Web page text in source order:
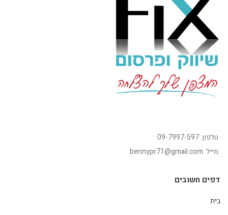
טלפון: 09-7997-597
מייל: bennypr71@gmail.com
דפים חשובים
בית